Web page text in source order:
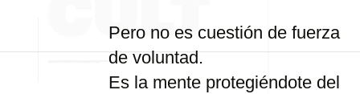
Pero no es cuestión de fuerza
de voluntad.
Es la mente protegiéndote del